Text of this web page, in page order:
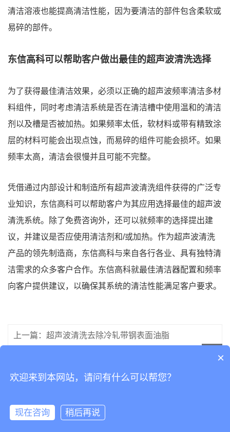
清洁溶液也能提高清洁性能，因为要清洁的部件包含柔软或
易碎的部件。
东信高科可以帮助客户做出最佳的超声波清洗选择
为了获得最佳清洁效果，必须以正确的超声波频率清洁多材
料组件，同时考虑清洁系统是否在清洁槽中使用温和的清洁
剂以及槽是否被加热。如果频率太低，软材料或带有精致涂
层的材料可能会出现点蚀，而易碎的组件可能会损坏。如果
频率太高，清洁会很慢并且可能不完整。
凭借通过内部设计和制造所有超声波清洗组件获得的广泛专
业知识，东信高科可以帮助客户为其应用选择最佳的超声波
清洗系统。除了免费咨询外，还可以就频率的选择提出建
议，并建议是否应使用清洁剂和/或加热。作为超声波清洗
产品的领先制造商，东信高科与来自各行各业、具有独特清
洁需求的众多客户合作。东信高科就最佳清洁器配置和频率
向客户提供建议，以确保其系统的清洁性能满足客户要求。
上一篇：超声波清洗去除冷轧带钢表面油脂
×
欢迎来到本网站，请问有什么可以帮您？
现在咨询 稍后再说